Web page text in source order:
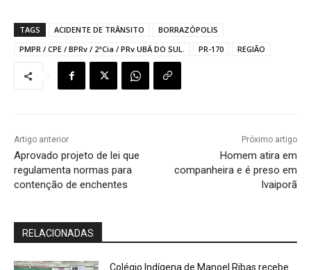
TAGS ACIDENTE DE TRÂNSITO
BORRAZÓPOLIS
PMPR / CPE / BPRv / 2ªCia / PRv UBÁ DO SUL.
PR-170 REGIÃO
Artigo anterior
Aprovado projeto de lei que
regulamenta normas para
contenção de enchentes
Próximo artigo
Homem atira em
companheira e é preso em
Ivaiporã
RELACIONADAS
Colégio Indígena de Manoel Ribas recebe